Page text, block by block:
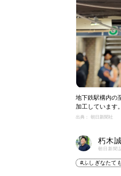
地下鉄駅構内の
加工しています。
出典： 朝日新聞社
朽木
朝日新聞
#ふしぎなたて